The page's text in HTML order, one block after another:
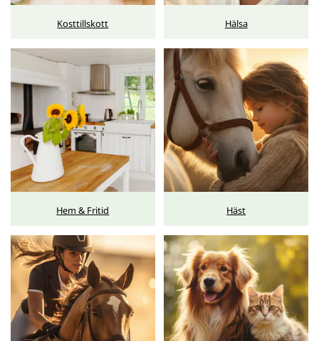
Kosttillskott Hälsa
Hem & Fritid Häst